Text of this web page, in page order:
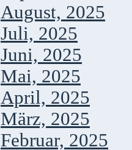
August, 2025
Juli, 2025
Juni, 2025
Mai, 2025
April, 2025
März, 2025
Februar, 2025